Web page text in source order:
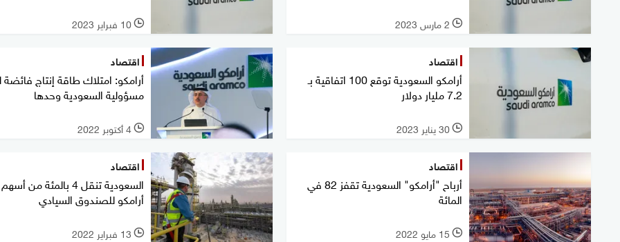
l 2 مارس 2023 l 10 فبراير 2023
اقتصاد
أرامكو السعودية توقع 100 اتفاقية بـ
7.2 مليار دولار
l 30 يناير 2023
اقتصاد
أرامكو: امتلاك طاقة إنتاج
مسؤولية السعودية وحدها
l 4 أكتوبر 2022
اقتصاد
أرباح "أرامكو" السعودية تقفز 82 في
المائة
l 15 مايو 2022
اقتصاد
السعودية تنقل 4 بالمئة من أسهم
أرامكو للصندوق السيادي
l 13 فبراير 2022